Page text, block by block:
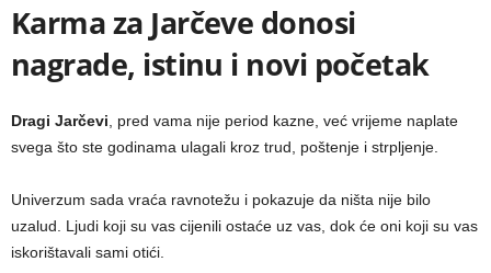
Karma za Jarčeve donosi
nagrade, istinu i novi početak
Dragi Jarčevi , pred vama nije period kazne, već vrijeme naplate
svega što ste godinama ulagali kroz trud, poštenje i strpljenje.
Univerzum sada vraća ravnotežu i pokazuje da ništa nije bilo
uzalud. Ljudi koji su vas cijenili ostaće uz vas, dok će oni koji su vas
iskorištavali sami otići.